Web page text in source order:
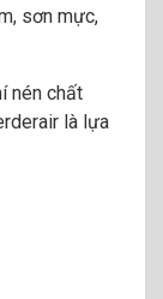
sơn mực,
nén chất
là lựa